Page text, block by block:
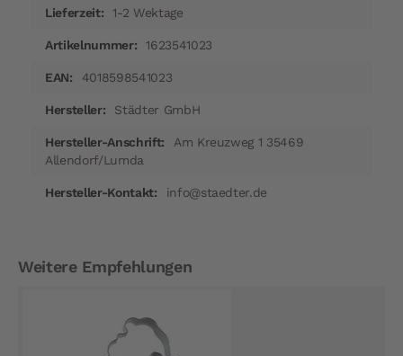
1-2 Wektage
1623541023
4018598541023
Städter GmbH
Am Kreuzweg 1 35469
Allendorf/Lumda
info@staedter.de
Weitere Empfehlungen